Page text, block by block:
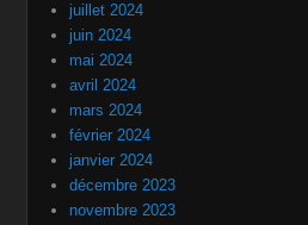
juillet 2024
juin 2024
mai 2024
avril 2024
mars 2024
février 2024
janvier 2024
décembre 2023
novembre 2023